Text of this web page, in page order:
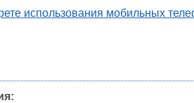
использования мобильных